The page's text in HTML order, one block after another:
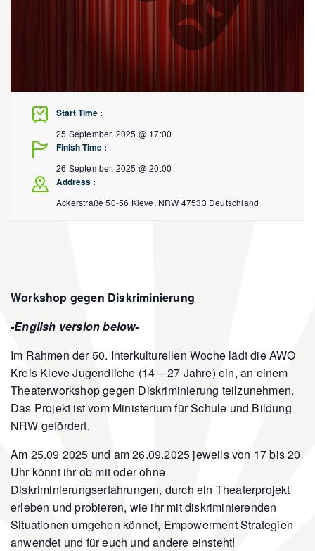
Start Time :
25 September, 2025 @ 17:00
Finish Time :
26 September, 2025 @ 20:00
Address :
Ackerstraße 50-56 Kleve, NRW 47533 Deutschland
Workshop gegen Diskriminierung
-English version below-
Im Rahmen der 50. Interkulturellen Woche lädt die AWO
Kreis Kleve Jugendliche (14 – 27 Jahre) ein, an einem
Theaterworkshop gegen Diskriminierung teilzunehmen.
Das Projekt ist vom Ministerium für Schule und Bildung
NRW gefördert.
Am 25.09 2025 und am 26.09.2025 jeweils von 17 bis 20
Uhr könnt ihr ob mit oder ohne
Diskriminierungserfahrungen, durch ein Theaterprojekt
erleben und probieren, wie ihr mit diskriminierenden
Situationen umgehen könnet, Empowerment Strategien
anwendet und für euch und andere einsteht!